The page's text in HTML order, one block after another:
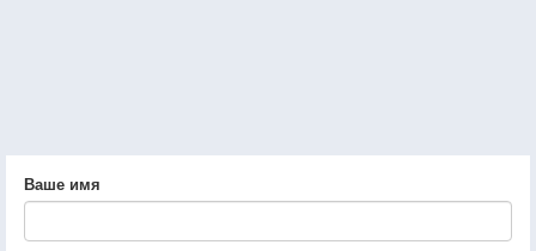
Ваше имя